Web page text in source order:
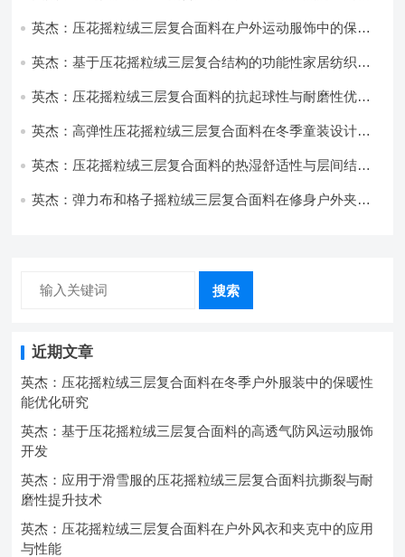
英杰：压花摇粒绒三层复合面料在户外运动服饰中的保暖
英杰：基于压花摇粒绒三层复合结构的功能性家居纺织品
英杰：压花摇粒绒三层复合面料的抗起球性与耐磨性优化
英杰：高弹性压花摇粒绒三层复合面料在冬季童装设计中
英杰：压花摇粒绒三层复合面料的热湿舒适性与层间结合
英杰：弹力布和格子摇粒绒三层复合面料在修身户外夹克
搜索
近期文章
英杰：压花摇粒绒三层复合面料在冬季户外服装中的保暖性
能优化研究
英杰：基于压花摇粒绒三层复合面料的高透气防风运动服饰
开发
英杰：应用于滑雪服的压花摇粒绒三层复合面料抗撕裂与耐
磨性提升技术
英杰：压花摇粒绒三层复合面料在户外风衣和夹克中的应用
与性能